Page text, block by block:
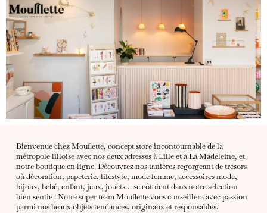
Bienvenue chez Mouflette, concept store incontournable de la
métropole lilloise avec nos deux adresses à Lille et à La Madeleine, et
notre boutique en ligne. Découvrez nos tanières regorgeant de trésors
où décoration, papeterie, lifestyle, mode femme, accessoires mode,
bijoux, bébé, enfant, jeux, jouets… se côtoient dans notre sélection
bien sentie ! Notre super team Mouflette vous conseillera avec passion
parmi nos beaux objets tendances, originaux et responsables.